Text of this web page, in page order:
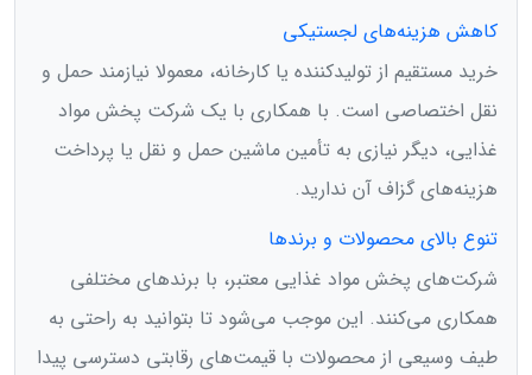
کاهش هزینه‌های لجستیکی
خرید مستقیم از تولیدکننده یا کارخانه، معمولا نیازمند حمل و
نقل اختصاصی است. با همکاری با یک شرکت پخش مواد
غذایی، دیگر نیازی به تأمین ماشین حمل و نقل یا پرداخت
هزینه‌های گزاف آن ندارید.
تنوع بالای محصولات و برندها
شرکت‌های پخش مواد غذایی معتبر، با برندهای مختلفی
همکاری می‌کنند. این موجب می‌شود تا بتوانید به راحتی به
طیف وسیعی از محصولات با قیمت‌های رقابتی دسترسی پیدا